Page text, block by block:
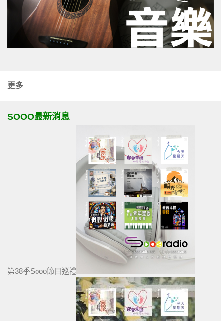
更多
SOOO最新消息
第38季Sooo節目巡禮